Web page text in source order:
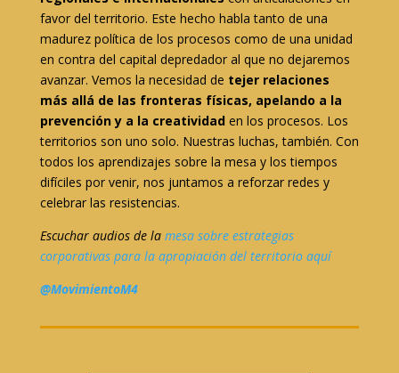
favor del territorio. Este hecho habla tanto de una
madurez política de los procesos como de una unidad
en contra del capital depredador al que no dejaremos
avanzar. Vemos la necesidad de tejer relaciones
más allá de las fronteras físicas, apelando a la
prevención y a la creatividaden los procesos. Los
territorios son uno solo. Nuestras luchas, también. Con
todos los aprendizajes sobre la mesa y los tiempos
difíciles por venir, nos juntamos a reforzar redes y
celebrar las resistencias.
Escuchar audios de la mesa sobre estrategias
corporativas para la apropiación del territorio aquí
@MovimientoM4